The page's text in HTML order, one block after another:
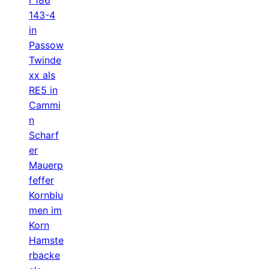
143-4
in
Passow
Twinde
xx als
RE5 in
Cammi
n
Scharf
er
Mauerp
feffer
Kornblu
men im
Korn
Hamste
rbacke